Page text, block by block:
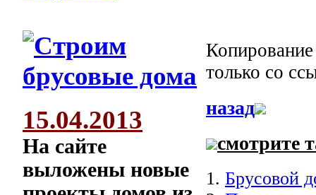
15.04.2013
На сайте
выложены новые
Копирование
только со
назад
смотрите
1. Брусовой